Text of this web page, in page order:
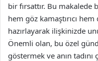
bir fırsattır. Bu makalede
hem göz kamaştırıcı
hazırlayarak ilişkinizde
Önemli olan, bu özel
göstermek ve anın tadını